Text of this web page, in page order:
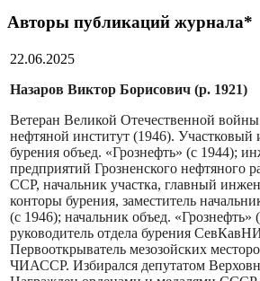
Авторы публикаций журнала*
22.06.2025
Назаров Виктор Борисович (р. 1921)
Ветеран Великой Отечественной
нефтяной институт (1946).
бурения объед. «Грознефть» (с 1944);
предприятий Грозненского нефтяного
ССР, начальник участка, главный
конторы бурения, заместитель
(с 1946); начальник объед. «Грознефть»
руководитель отдела бурения
Первооткрыватель мезозойских
ЧИАССР. Избирался депутатом